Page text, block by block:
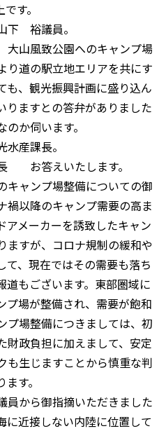
す。
裕議員。
風致公園へのキャンプ場
り道の駅立地エリアを共にす
も、観光振興計画に盛り込ん
りますとの答弁がありました
か伺います。
産課長。
お答えいたします。
キャンプ場整備についての御
禍以降のキャンプ需要の高ま
アメーカーを誘致したキャン
ますが、コロナ規制の緩和や
て、現在ではその需要も落ち
道もございます。東部圏域に
プ場が整備され、需要が飽和
プ場整備につきましては、初
財政負担に加えまして、安定
も生じますことから慎重な判
す。
員から御指摘いただきました
に近接しない内陸に位置して